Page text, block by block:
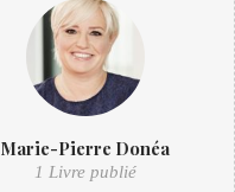
Marie-Pierre Donéa
1 Livre publié